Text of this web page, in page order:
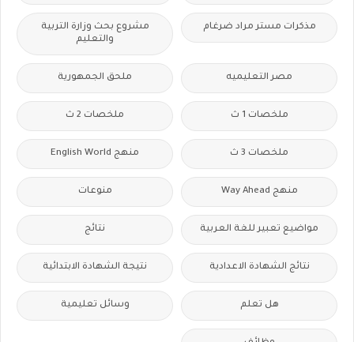
مذكرات مستر مراد ضرغام
مشروع بحث وزارة التربية
والتعليم
مصر التعليميه ملحق الجمهورية
ملخصات 1 ث ملخصات 2 ث
ملخصات 3 ث منهج English World
منهج Way Ahead منوعات
مواضيع تعبير للغة العربية نتائج
نتائج الشهادة الاعدادية نتيجة الشهادة الابتدائية
هل تعلم وسائل تعليمية